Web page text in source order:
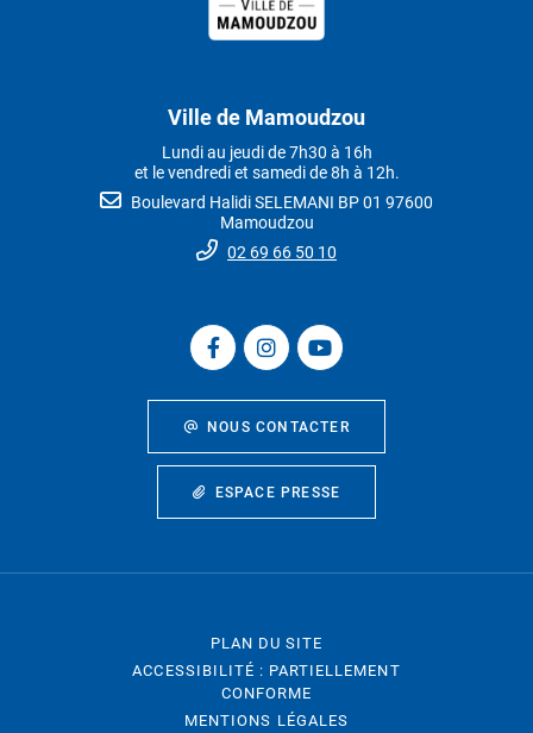
Ville de Mamoudzou
Lundi au jeudi de 7h30 à 16h
et le vendredi et samedi de 8h à 12h.
Boulevard Halidi SELEMANI BP 01 97600
Mamoudzou
02 69 66 50 10
NOUS CONTACTER
ESPACE PRESSE
PLAN DU SITE
ACCESSIBILITÉ : PARTIELLEMENT
CONFORME
MENTIONS LÉGALES